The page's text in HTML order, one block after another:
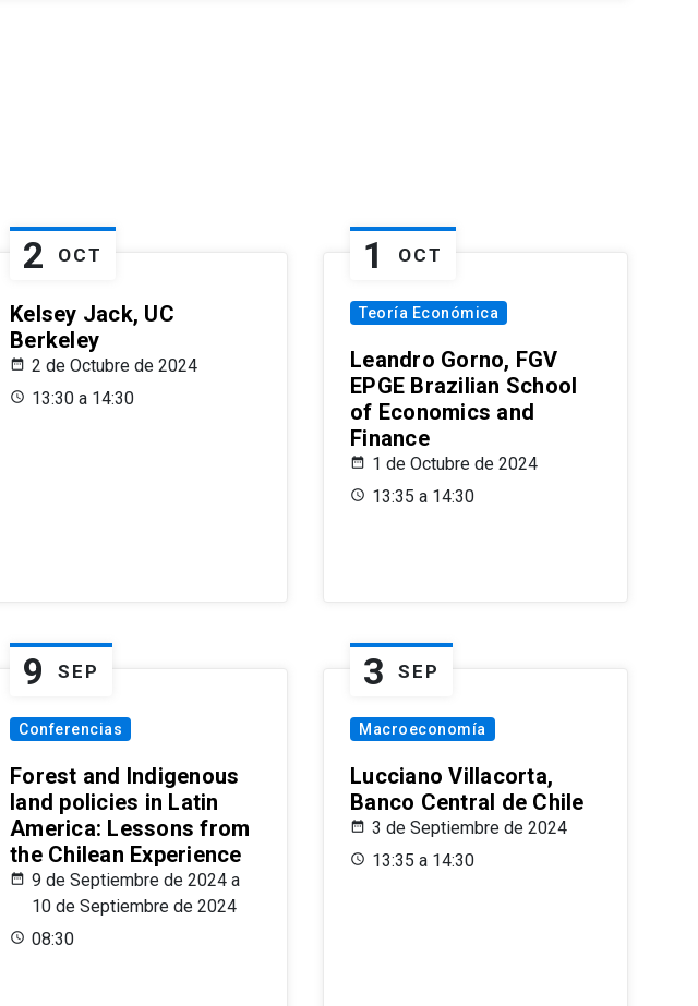
2 OCT
Kelsey Jack, UC
Berkeley
2 de Octubre de 2024
13:30 a 14:30
1 OCT
Teoría Económica
Leandro Gorno, FGV
EPGE Brazilian School
of Economics and
Finance
1 de Octubre de 2024
13:35 a 14:30
9 SEP
Conferencias
Forest and Indigenous
land policies in Latin
America: Lessons from
the Chilean Experience
9 de Septiembre de 2024 a
10 de Septiembre de 2024
08:30
3 SEP
Macroeconomía
Lucciano Villacorta,
Banco Central de Chile
3 de Septiembre de 2024
13:35 a 14:30